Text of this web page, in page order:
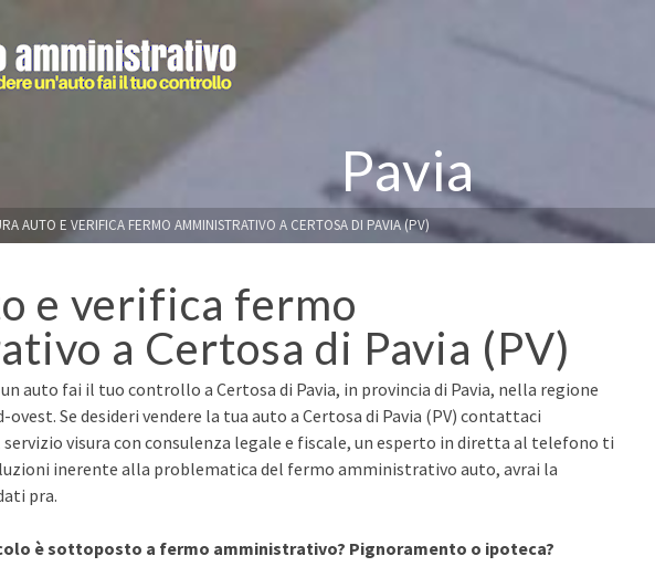
Pavia
AUTO E VERIFICA FERMO AMMINISTRATIVO A CERTOSA DI PAVIA (PV)
e verifica fermo
a Certosa di Pavia (PV)
auto fai il tuo controllo a Certosa di Pavia, in provincia di Pavia, nella regione
Se desideri vendere la tua auto a Certosa di Pavia (PV) contattaci
visura con consulenza legale e fiscale, un esperto in diretta al telefono ti
inerente alla problematica del fermo amministrativo auto, avrai la
pra.
è sottoposto a fermo amministrativo? Pignoramento o ipoteca?